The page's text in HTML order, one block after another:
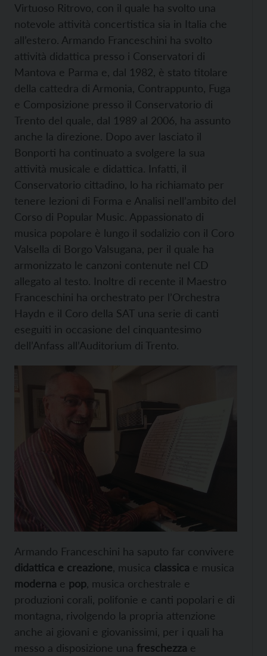
Virtuoso Ritrovo, con il quale ha svolto una
notevole attività concertistica sia in Italia che
all’estero. Armando Franceschini ha svolto
attività didattica presso i Conservatori di
Mantova e Parma e, dal 1982, è stato titolare
della cattedra di Armonia, Contrappunto, Fuga
e Composizione presso il Conservatorio di
Trento del quale, dal 1989 al 2006, ha assunto
anche la direzione. Dopo aver lasciato il
Bonporti ha continuato a svolgere la sua
attività musicale e didattica. Infatti, il
Conservatorio cittadino, lo ha richiamato per
tenere lezioni di Forma e Analisi nell’ambito del
Corso di Popular Music. Appassionato di
musica popolare è lungo il sodalizio con il Coro
Valsella di Borgo Valsugana, per il quale ha
armonizzato le canzoni contenute nel CD
allegato al testo. Inoltre di recente il Maestro
Franceschini ha orchestrato per l’Orchestra
Haydn e il Coro della SAT una serie di canti
eseguiti in occasione del cinquantesimo
dell’Anfass all’Auditorium di Trento.
Armando Franceschini ha saputo far convivere
didattica e creazione , musica classica e musica
moderna e pop , musica orchestrale e
produzioni corali, polifonie e canti popolari e di
montagna, rivolgendo la propria attenzione
anche ai giovani e giovanissimi, per i quali ha
messo a disposizione una freschezza e